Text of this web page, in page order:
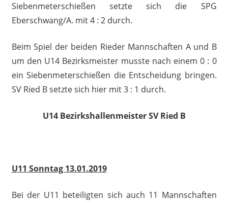
Siebenmeterschießen setzte sich die SPG
Eberschwang/A. mit 4 : 2 durch.
Beim Spiel der beiden Rieder Mannschaften A und B
um den U14 Bezirksmeister musste nach einem 0 : 0
ein Siebenmeterschießen die Entscheidung bringen.
SV Ried B setzte sich hier mit 3 : 1 durch.
U14 Bezirkshallenmeister SV Ried B
U11 Sonntag 13.01.2019
Bei der U11 beteiligten sich auch 11 Mannschaften